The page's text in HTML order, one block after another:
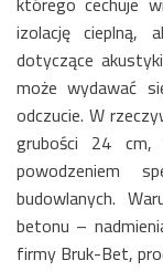
izolację cieplną,
dotyczące
może wydawać
odczucie. W
grubości 24
powodzeniem
budowlanych.
betonu –
firmy Bruk-Bet,